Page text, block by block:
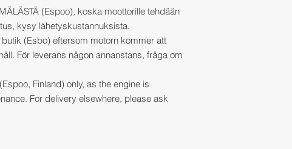
(Espoo), koska moottorille tehdään
kysy lähetyskustannuksista.
(Esbo) eftersom motorn kommer att
För leverans någon annanstans, fråga om
Finland) only, as the engine is
For delivery elsewhere, please ask